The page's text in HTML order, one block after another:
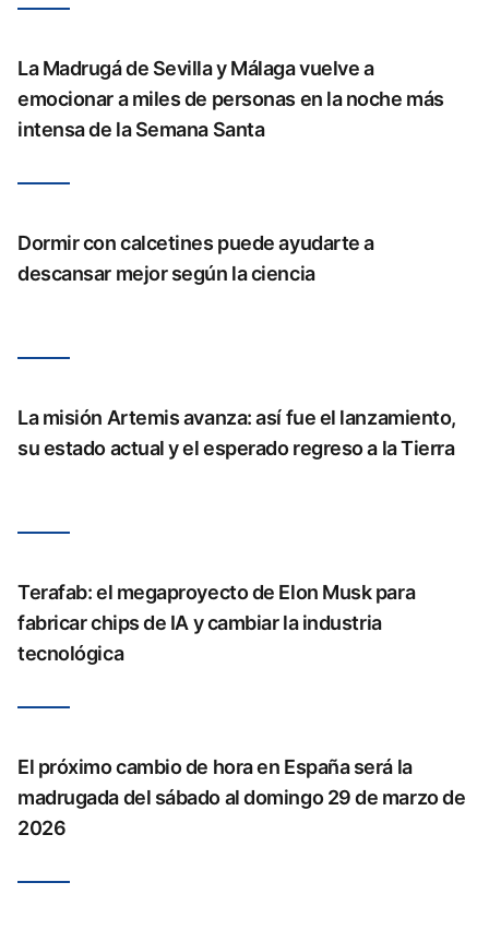
La Madrugá de Sevilla y Málaga vuelve a
emocionar a miles de personas en la noche más
intensa de la Semana Santa
Dormir con calcetines puede ayudarte a
descansar mejor según la ciencia
La misión Artemis avanza: así fue el lanzamiento,
su estado actual y el esperado regreso a la Tierra
Terafab: el megaproyecto de Elon Musk para
fabricar chips de IA y cambiar la industria
tecnológica
El próximo cambio de hora en España será la
madrugada del sábado al domingo 29 de marzo de
2026